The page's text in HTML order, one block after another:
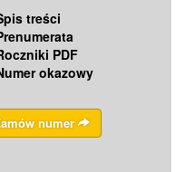
treści
PDF
okazowy
numer